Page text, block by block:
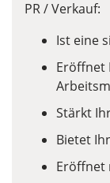
PR / Verkauf:
Ist eine
Eröffnet
Stärkt
Bietet
Eröffnet